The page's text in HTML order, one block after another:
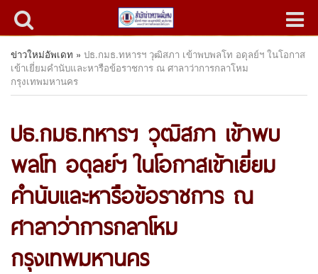
ข่าวใหม่อัพเดท » ปธ.กมธ.ทหารฯ วุฒิสภา เข้าพบพลโท อดุลย์ฯ ในโอกาส
เข้าเยี่ยมคำนับและหารือข้อราชการ ณ ศาลาว่าการกลาโหม
กรุงเทพมหานคร
ปธ.กมธ.ทหารฯ วุฒิสภา เข้าพบ
พลโท อดุลย์ฯ ในโอกาสเข้าเยี่ยม
คำนับและหารือข้อราชการ ณ
ศาลาว่าการกลาโหม
กรุงเทพมหานคร